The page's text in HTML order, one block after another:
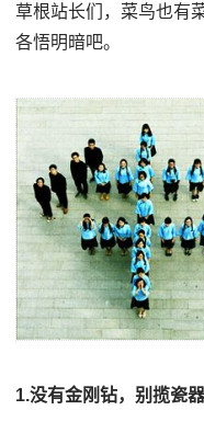
草根站长们，菜鸟也有
各悟明暗吧。
1.没有金刚钻，别揽瓷